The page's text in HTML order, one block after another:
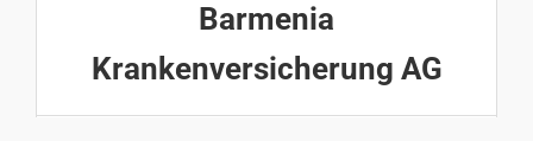
Barmenia
Krankenversicherung AG